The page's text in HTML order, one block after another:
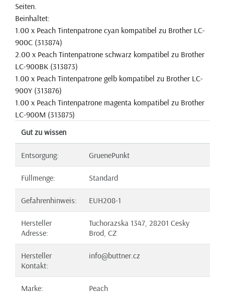
Seiten.
Beinhaltet:
1.00 x Peach Tintenpatrone cyan kompatibel zu Brother LC-
900C (313874)
2.00 x Peach Tintenpatrone schwarz kompatibel zu Brother
LC-900BK (313873)
1.00 x Peach Tintenpatrone gelb kompatibel zu Brother LC-
900Y (313876)
1.00 x Peach Tintenpatrone magenta kompatibel zu Brother
LC-900M (313875)
Gut zu wissen
Entsorgung: GruenePunkt
Füllmenge: Standard
Gefahrenhinweis: EUH208-1
Hersteller
Adresse:
Tuchorazska 1347, 28201 Cesky
Brod, CZ
Hersteller
Kontakt:
info@buttner.cz
Marke: Peach